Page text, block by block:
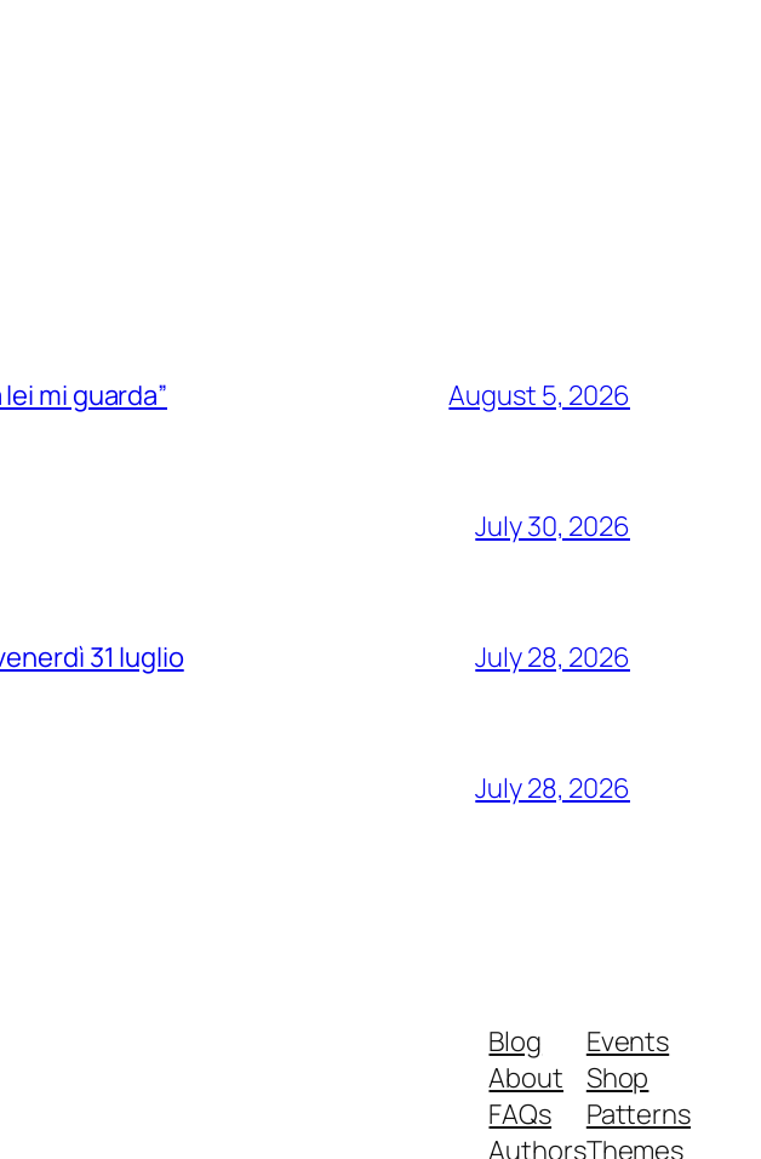
mi guarda” August 5, 2026
July 30, 2026
31 luglio July 28, 2026
July 28, 2026
Blog
About
FAQs
Authors
Events
Shop
Patterns
Themes